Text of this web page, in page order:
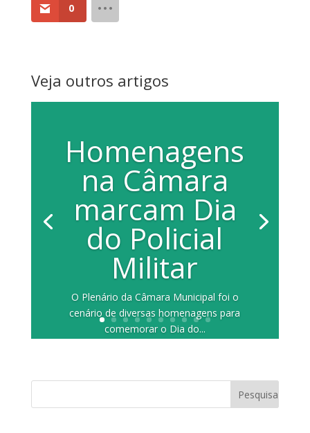
0
Veja outros artigos
Homenagens
na Câmara
marcam Dia
do Policial
Militar
O Plenário da Câmara Municipal foi o
cenário de diversas homenagens para
comemorar o Dia do...